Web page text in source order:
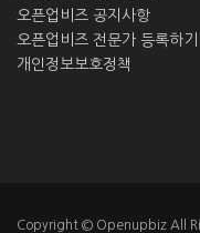
오픈업비즈 공지사항
오픈업비즈 전문가 등록하기
개인정보보호정책
Copyright © Openupbiz All